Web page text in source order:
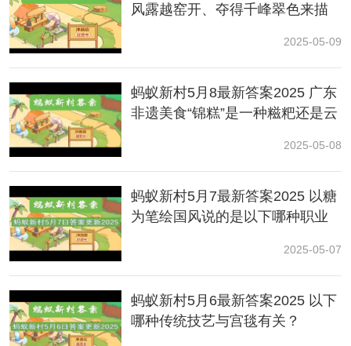
解析：朝鲜族农乐舞集演奏、演唱、舞蹈于一体，反映
传统农耕生产生活中的祭祀祈福、欢庆丰收的民间表演
艺术，在2009年入选了人类非物质文化遗产代表作名
录。
风露越窑开、夺得千峰翠色来描
2025-05-09
蚂蚁新村5月8最新答案2025 广东
非遗美食“锦糕”是一种糍粑还是云
2025-05-08
蚂蚁新村5月7最新答案2025 以糖
为笔绘国风说的是以下哪种职业
2025-05-07
蚂蚁新村5月6最新答案2025 以下
哪种传统技艺与宫毯有关？